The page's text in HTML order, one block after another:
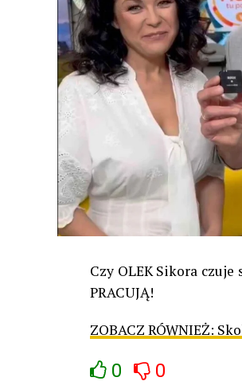
Czy OLEK Sikora
PRACUJĄ!
ZOBACZ RÓWNIEŻ:
0 0